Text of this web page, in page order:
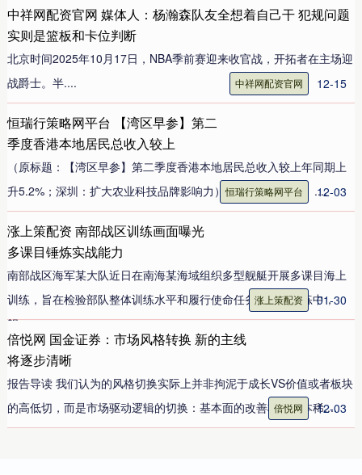
中祥网配资官网 媒体人：杨瀚森队友全想着自己干 犯规问题
实则是篮板和卡位判断
北京时间2025年10月17日，NBA季前赛迎来收官战，开拓者在主场迎
战爵士。半....
12-15
中祥网配资官网
恒瑞行策略网平台 【湾区早参】第二
季度香港本地居民总收入较上
（原标题：【湾区早参】第二季度香港本地居民总收入较上年同期上
升5.2%；深圳：扩大农业科技品牌影响力） 一、市场要闻1、....12-03
恒瑞行策略网平台
涨上策配资 南部战区训练画面曝光
多课目锤炼实战能力
南部战区海军某大队近日在南海某海域组织多型舰艇开展多课目海上
训练，旨在检验部队整体训练水平和履行使命任务能力。训练中，
舰....
01-30
涨上策配资
倍悦网 国金证券：市场风格转换 新的主线
将逐步清晰
报告导读 我们认为的风格切换实际上并非拘泥于成长VS价值或者板块
的高低切，而是市场驱动逻辑的切换：基本面的改善将让原本稀....
12-03
倍悦网